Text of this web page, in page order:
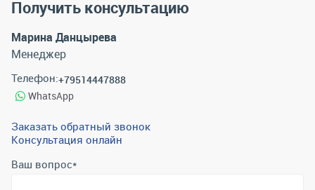
Получить консультацию
Марина Данцырева
Менеджер
Телефон:+79514447888
WhatsApp
Заказать обратный звонок
Консультация онлайн
Ваш вопрос*